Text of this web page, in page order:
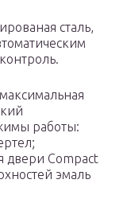
сталь,
работы:
двери Compact
эмаль